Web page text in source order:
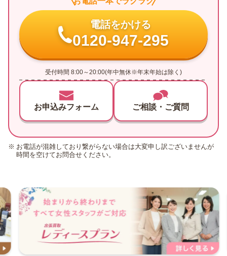
電話をかける
0120-947-295
受付時間 8:00～20:00(年中無休※年末年始は除く)
お申込みフォーム ご相談・ご質問
お電話が混雑しており繋がらない場合は大変申し訳ございませんが
時間を空けてお問合せください。